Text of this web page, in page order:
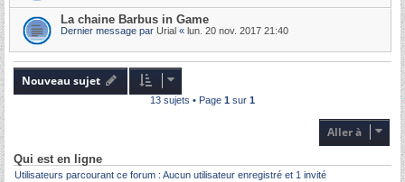
La chaine Barbus in Game
Dernier message par Urial « lun. 20 nov. 2017 21:40
Nouveau sujet
13 sujets • Page 1 sur 1
Aller à
Qui est en ligne
Utilisateurs parcourant ce forum : Aucun utilisateur enregistré et 1 invité